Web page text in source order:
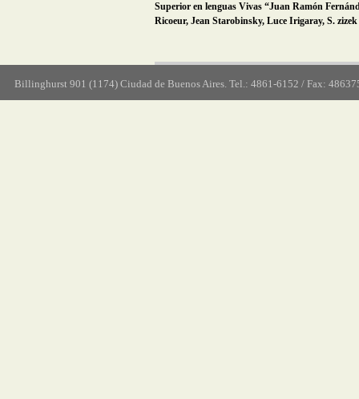
Superior en lenguas Vivas “Juan Ramón
Ricoeur, Jean Starobinsky, Luce Irigaray, S.
Billinghurst 901 (1174) Ciudad de Buenos Aires. Tel.: 4861-6152 / Fax: